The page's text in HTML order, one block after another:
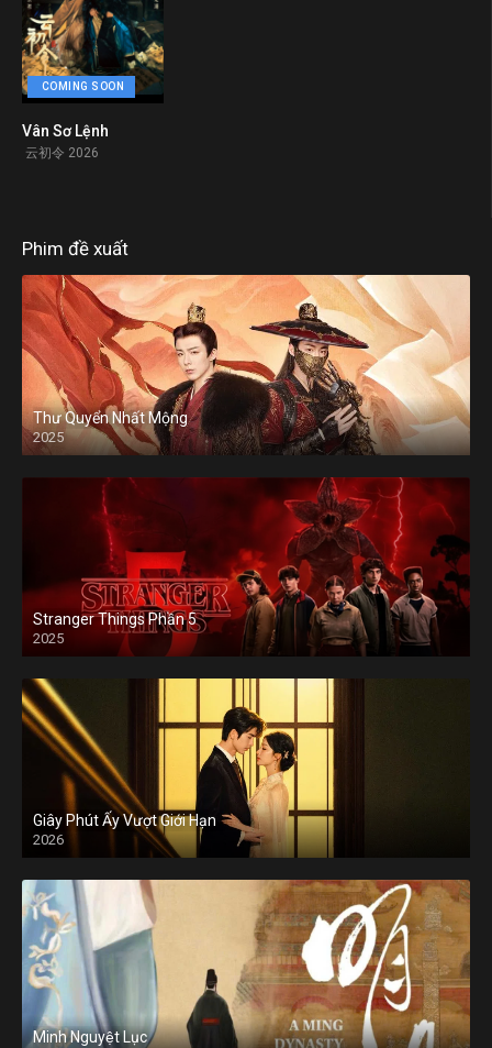
COMING SOON
Vân Sơ Lệnh
云初令 2026
Phim đề xuất
Thư Quyển Nhất Mộng
2025
Stranger Things Phần 5
2025
Giây Phút Ấy Vượt Giới Hạn
2026
Minh Nguyệt Lục